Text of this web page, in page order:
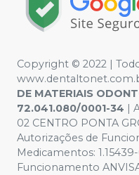
Copyright © 2022 |
DE MATERIAIS
72.041.080/0001-34 |
02 CENTRO PONTA
Autorizações de
Medicamentos:
Funcionamento